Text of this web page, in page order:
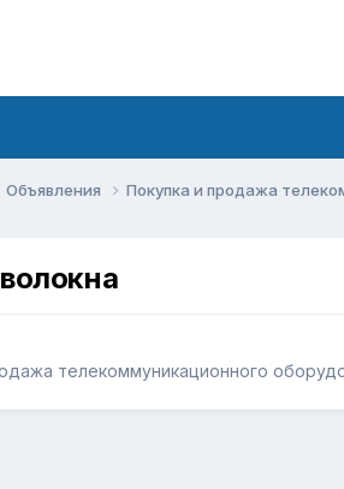
Объявления Покупка и продажа
телекоммуникационного